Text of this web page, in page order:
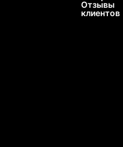
Отзывы
клиентов